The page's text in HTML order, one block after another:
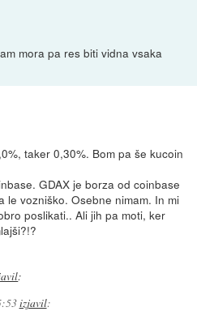
mora pa res biti vidna vsaka
taker 0,30%. Bom pa še kucoin
GDAX je borza od coinbase
le vozniško. Osebne nimam. In mi
poslikati.. Ali jih pa moti, ker
:
izjavil: